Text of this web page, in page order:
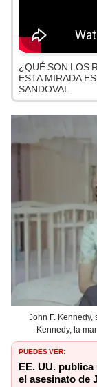
¿QUÉ SON LOS
ESTA MIRADA
SANDOVAL
John F.
Kennedy, la
PUEDES VER:
EE. UU.
el asesinato de